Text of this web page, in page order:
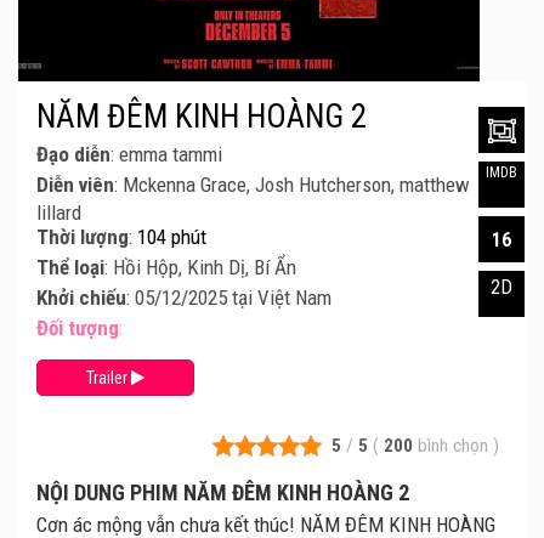
5 / 5 ( 200 bình chọn )
NỘI DUNG PHIM NĂM ĐÊM KINH HOÀNG 2
Cơn ác mộng vẫn chưa kết thúc! NĂM ĐÊM KINH HOÀNG
NĂM ĐÊM KINH HOÀNG 2
Đạo diễn: emma tammi
Diễn viên: Mckenna Grace, Josh Hutcherson, matthew
lillard
Thời lượng: 104 phút
Thể loại: Hồi Hộp, Kinh Dị, Bí Ẩn
Khởi chiếu: 05/12/2025 tại Việt Nam
Đối tượng:
Trailer
IMDB
16
2D